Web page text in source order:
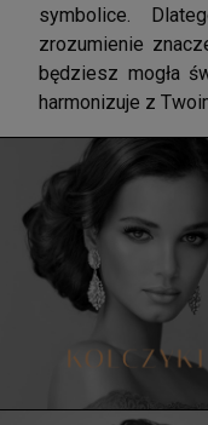
symbolice.
zrozumienie
będziesz mogła
harmonizuje z